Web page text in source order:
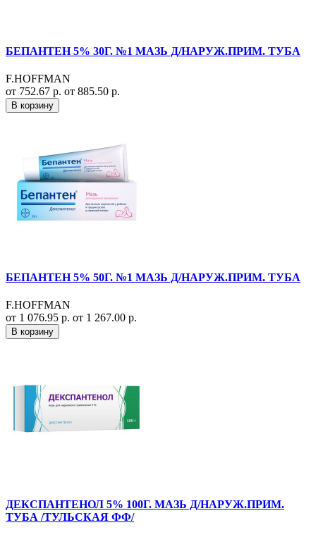
БЕПАНТЕН 5% 30Г. №1 МАЗЬ Д/НАРУЖ.ПРИМ. ТУБА
F.HOFFMAN
от 752.67 р. от 885.50 р.
В корзину
БЕПАНТЕН 5% 50Г. №1 МАЗЬ Д/НАРУЖ.ПРИМ. ТУБА
F.HOFFMAN
от 1 076.95 р. от 1 267.00 р.
В корзину
ДЕКСПАНТЕНОЛ 5% 100Г. МАЗЬ Д/НАРУЖ.ПРИМ.
ТУБА /ТУЛЬСКАЯ ФФ/